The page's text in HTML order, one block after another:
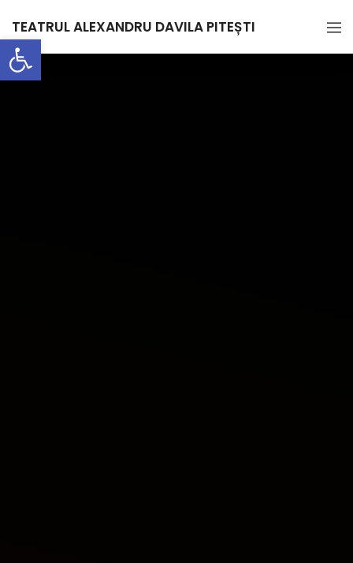
Deschide bara de unelte
TEATRUL ALEXANDRU DAVILA PITEȘTI